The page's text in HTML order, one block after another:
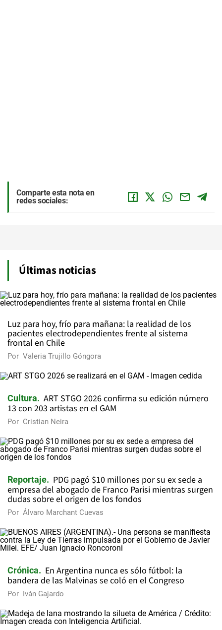
Comparte esta nota en
redes sociales:
Últimas noticias
Luz para hoy, frío para mañana: la realidad de los
pacientes electrodependientes frente al sistema
frontal en Chile
Por Valeria Trujillo Góngora
Cultura
ART STGO 2026 confirma su edición número
13 con 203 artistas en el GAM
Por Cristian Neira
Reportaje
PDG pagó $10 millones por su ex sede a
empresa del abogado de Franco Parisi mientras surgen
dudas sobre el origen de los fondos
Por Álvaro Marchant Cuevas
Crónica
En Argentina nunca es sólo fútbol: la
bandera de las Malvinas se coló en el Congreso
Por Iván Gajardo